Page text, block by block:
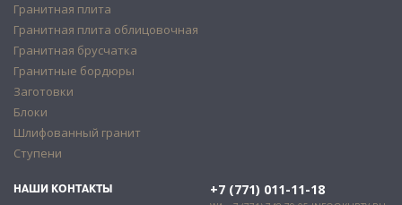
Гранитная плита
Гранитная плита облицовочная
Гранитная брусчатка
Гранитные бордюры
Заготовки
Блоки
Шлифованный гранит
Ступени
НАШИ КОНТАКТЫ +7 (771) 011-11-18